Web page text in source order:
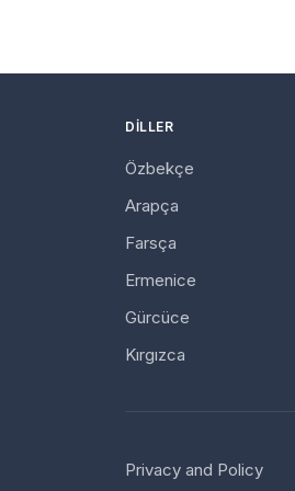
DILLER
Özbekçe
Arapça
Farsça
Ermenice
Gürcüce
Kırgızca
Privacy and Policy